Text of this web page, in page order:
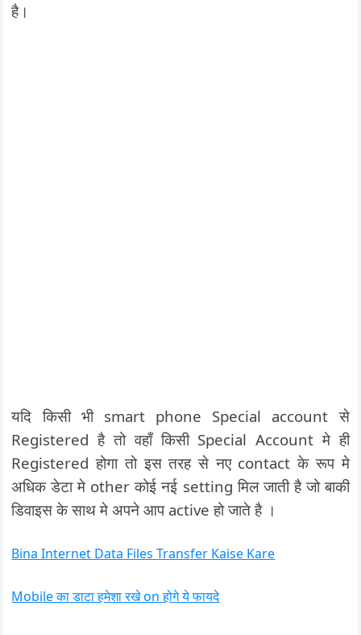
है।
यदि किसी भी smart phone Special account से
Registered है तो वहाँ किसी Special Account मे ही
Registered होगा तो इस तरह से नए contact के रूप मे
अधिक डेटा मे other कोई नई setting मिल जाती है जो बाकी
डिवाइस के साथ मे अपने आप active हो जाते है ।
Bina Internet Data Files Transfer Kaise Kare
Mobile का डाटा हमेशा रखे on होगे ये फायदे